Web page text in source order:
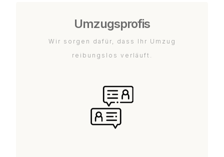
Umzugsprofis
Wir sorgen dafür, dass Ihr Umzug
reibungslos verläuft.